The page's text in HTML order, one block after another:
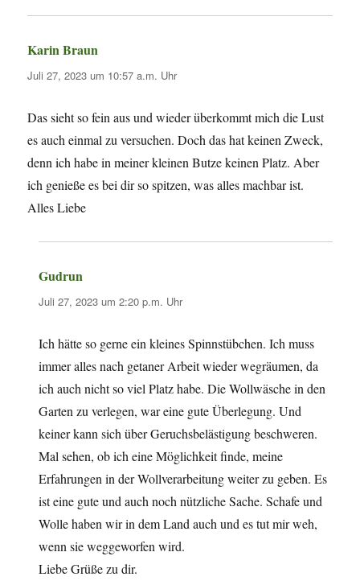
Karin Braun
Juli 27, 2023 um 10:57 a.m. Uhr
Das sieht so fein aus und wieder überkommt mich die Lust
es auch einmal zu versuchen. Doch das hat keinen Zweck,
denn ich habe in meiner kleinen Butze keinen Platz. Aber
ich genieße es bei dir so spitzen, was alles machbar ist.
Alles Liebe
Gudrun
Juli 27, 2023 um 2:20 p.m. Uhr
Ich hätte so gerne ein kleines Spinnstübchen. Ich muss
immer alles nach getaner Arbeit wieder wegräumen, da
ich auch nicht so viel Platz habe. Die Wollwäsche in den
Garten zu verlegen, war eine gute Überlegung. Und
keiner kann sich über Geruchsbelästigung beschweren.
Mal sehen, ob ich eine Möglichkeit finde, meine
Erfahrungen in der Wollverarbeitung weiter zu geben. Es
ist eine gute und auch noch nützliche Sache. Schafe und
Wolle haben wir in dem Land auch und es tut mir weh,
wenn sie weggeworfen wird.
Liebe Grüße zu dir.